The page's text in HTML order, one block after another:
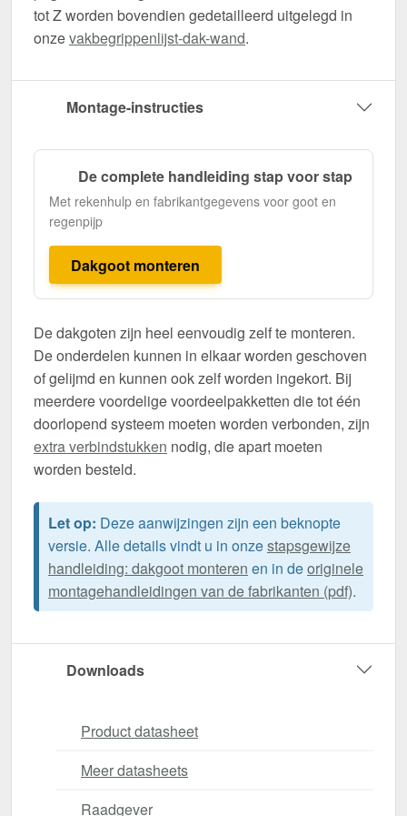
tot Z worden bovendien gedetailleerd uitgelegd in
onzevakbegrippenlijst-dak-wand.
Montage-instructies
De complete handleiding stap voor stap
Met rekenhulp en fabrikantgegevens voor goot en
regenpijp
Dakgoot monteren
De dakgoten zijn heel eenvoudig zelf te monteren.
De onderdelen kunnen in elkaar worden geschoven
of gelijmd en kunnen ook zelf worden ingekort. Bij
meerdere voordelige voordeelpakketten die tot één
doorlopend systeem moeten worden verbonden, zijn
extra verbindstukken nodig, die apart moeten
worden besteld.
Let op: Deze aanwijzingen zijn een beknopte
versie. Alle details vindt u in onzestapsgewijze
handleiding: dakgoot monteren en in deoriginele
montagehandleidingen van de fabrikanten (pdf).
Downloads
Product datasheet
Meer datasheets
Raadgever